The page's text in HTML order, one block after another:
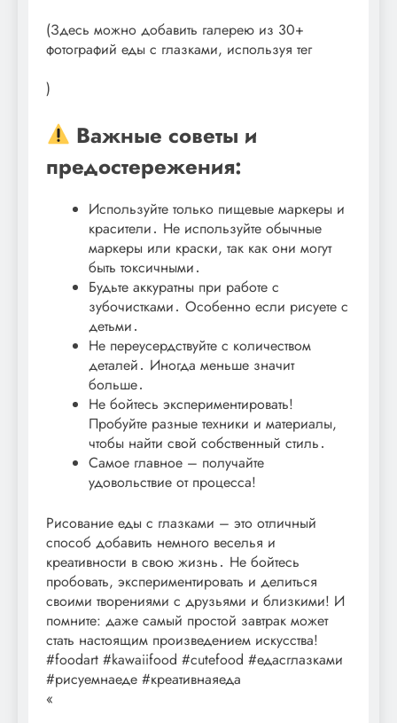
(Здесь можно добавить галерею из 30+
фотографий еды с глазками, используя тег
)
Важные советы и
предостережения:
Используйте только пищевые маркеры и
красители․ Не используйте обычные
маркеры или краски, так как они могут
быть токсичными․
Будьте аккуратны при работе с
зубочистками․ Особенно если рисуете с
детьми․
Не переусердствуйте с количеством
деталей․ Иногда меньше значит
больше․
Не бойтесь экспериментировать!
Пробуйте разные техники и материалы,
чтобы найти свой собственный стиль․
Самое главное – получайте
удовольствие от процесса!
Рисование еды с глазками – это отличный
способ добавить немного веселья и
креативности в свою жизнь․ Не бойтесь
пробовать, экспериментировать и делиться
своими творениями с друзьями и близкими! И
помните: даже самый простой завтрак может
стать настоящим произведением искусства!
#foodart #kawaiifood #cutefood #едасглазками
#рисуемнаеде #креативнаяеда
«